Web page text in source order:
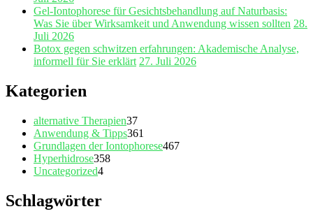
Gel‑Iontophorese für Gesichtsbehandlung auf Naturbasis:
Was Sie über Wirksamkeit und Anwendung wissen sollten 28.
Juli 2026
Botox gegen schwitzen erfahrungen: Akademische Analyse,
informell für Sie erklärt 27. Juli 2026
Kategorien
alternative Therapien37
Anwendung & Tipps361
Grundlagen der Iontophorese467
Hyperhidrose358
Uncategorized4
Schlagwörter